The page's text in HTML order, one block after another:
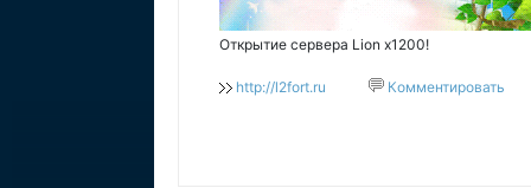
Открытие сервера Lion x1200!
http://l2fort.ru Комментировать